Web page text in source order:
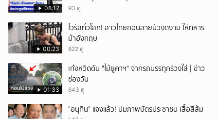
08:17 93 ดู
00:23
ไวรัลทั่วโลก! สาวไทยถอนสายบัวงดงาม ให้ทหาร
ม้าอังกฤษ
822 ดู
01:33
เก๋งหวิดดับ "ไม้ยูคาฯ" จากรถบรรทุกร่วงใส่ | ข่าว
ช่องวัน
643 ดู
"อนุทิน" แจงแล้ว! ปมภาพบัตรประชาชน เสื้อสีส้ม